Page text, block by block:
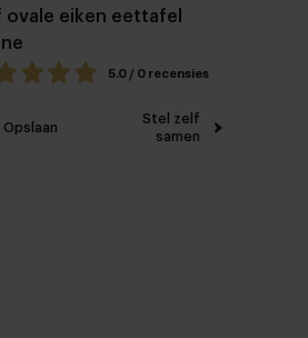
ovale eiken eettafel
5.0 / 0 recensies
Opslaan
Stel zelf
samen